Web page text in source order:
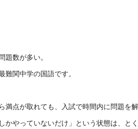
題数が多い。
難関中学の国語です。
満点が取れても、入試で時間内に問題を
かやっていないだけ」という状態は、と